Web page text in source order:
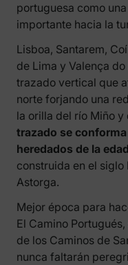
portuguesa como
importante hacia la
Lisboa, Santarem,
de Lima y Valença
trazado vertical que
norte forjando una
la orilla del río Miño
trazado se
heredados de la
construida en el siglo
Astorga.
Mejor época para
El Camino
de los Caminos de
nunca faltarán